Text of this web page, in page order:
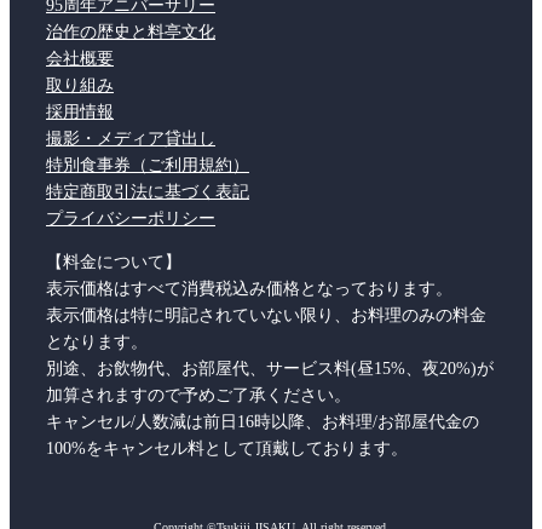
95周年アニバーサリー
治作の歴史と料亭文化
会社概要
取り組み
採用情報
撮影・メディア貸出し
特別食事券（ご利用規約）
特定商取引法に基づく表記
プライバシーポリシー
【料金について】
表示価格はすべて消費税込み価格となっております。
表示価格は特に明記されていない限り、お料理のみの料金
となります。
別途、お飲物代、お部屋代、サービス料(昼15%、夜20%)が
加算されますので予めご了承ください。
キャンセル/人数減は前日16時以降、お料理/お部屋代金の
100%をキャンセル料として頂戴しております。